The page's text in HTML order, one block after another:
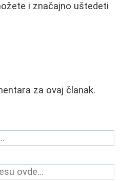
i značajno uštedeti
za ovaj članak.